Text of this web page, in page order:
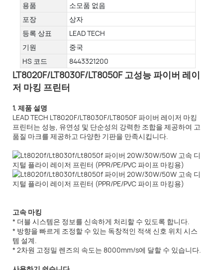
용품
소모품 없음
포장
상자
등록 상표
LEAD TECH
기원
중국
HS 코드
8443321200
LT8020F/LT8030F/LT8050F 고성능 파이버 레이
저 마킹 프린터
1. 제품 설명
LEAD TECH LT8020F/LT8030F/LT8050F 파이버 레이저 마킹
프린터는 성능, 유연성 및 단순성의 강력한 조합을 제공하여 고
품질 마크를 제공하고 다양한 기판을 만족시킵니다.
고속 마킹
* 더블 시스템은 정보를 신속하게 처리할 수 있도록 합니다.
* 방향을 빠르게 조정할 수 있는 독창적인 적색 신호 위치 시스
템 설계.
* 2차원 고정밀 렌즈의 속도는 8000mm/s에 달할 수 있습니다.